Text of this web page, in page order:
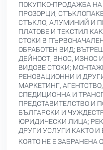
ПОКУПКО-ПРОДАЖБА
ПРОЗОРЦИ,
СТЪКЛО, АЛУМИНИЙ И
ПЛАТОВЕ И ТЕКСТИЛ
СТОКИ В
ОБРАБОТЕН ВИД;
ДЕЙНОСТ, ВНОС, ИЗНОС
ВИДОВЕ СТОКИ;
РЕНОВАЦИОННИ И
МАРКЕТИНГ,
СПЕДИЦИОННА И
ПРЕДСТАВИТЕЛСТВО И
БЪЛГАРСКИ И
ЮРИДИЧЕСКИ ЛИЦА;
ДРУГИ УСЛУГИ КАКТО И
КОЯТО НЕ Е ЗАБРАНЕНА